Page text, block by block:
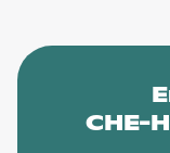
CHE-